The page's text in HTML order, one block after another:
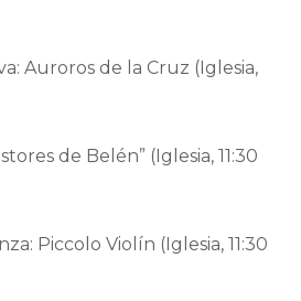
Auroros de la Cruz (Iglesia,
de Belén” (Iglesia, 11:30
Piccolo Violín (Iglesia, 11:30